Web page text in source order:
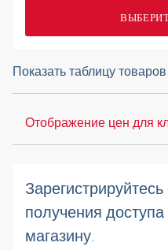
Показать таблицу товаров
Отображение цен для
получения
магазину.